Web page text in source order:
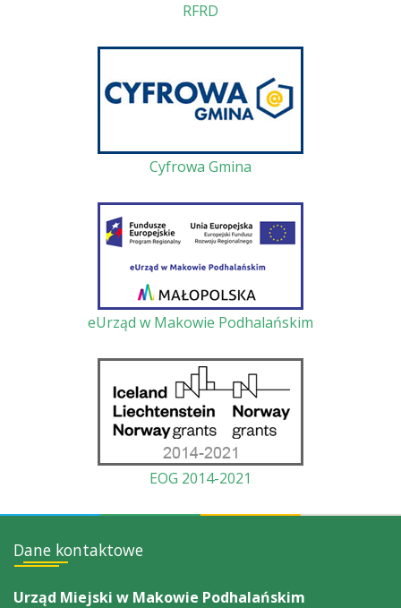
RFRD
Cyfrowa Gmina
eUrząd w Makowie Podhalańskim
EOG 2014-2021
Dane kontaktowe
Urząd Miejski w Makowie Podhalańskim